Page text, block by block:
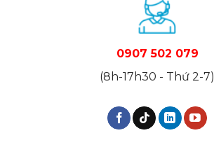
0907 502 079
(8h-17h30 - Thứ 2-7)